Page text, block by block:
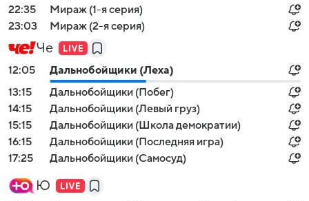
22:35
Мираж (1-я серия)
23:03
Мираж (2-я серия)
Че
12:05
Дальнобойщики (Леха)
13:15
Дальнобойщики (Побег)
14:15
Дальнобойщики (Левый груз)
15:15
Дальнобойщики (Школа демократии)
16:15
Дальнобойщики (Последняя игра)
17:25
Дальнобойщики (Самосуд)
Ю